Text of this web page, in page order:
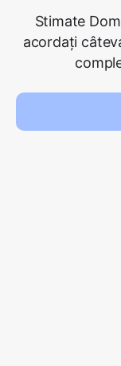
Stimate
acordați